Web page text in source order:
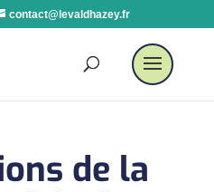
contact@levaldhazey.fr
de la